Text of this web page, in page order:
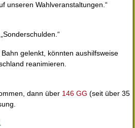
unseren Wahlveranstaltungen.“
gelenkt, könnten aushilfsweise
reanimieren.
dann über 146 GG (seit über 35
.